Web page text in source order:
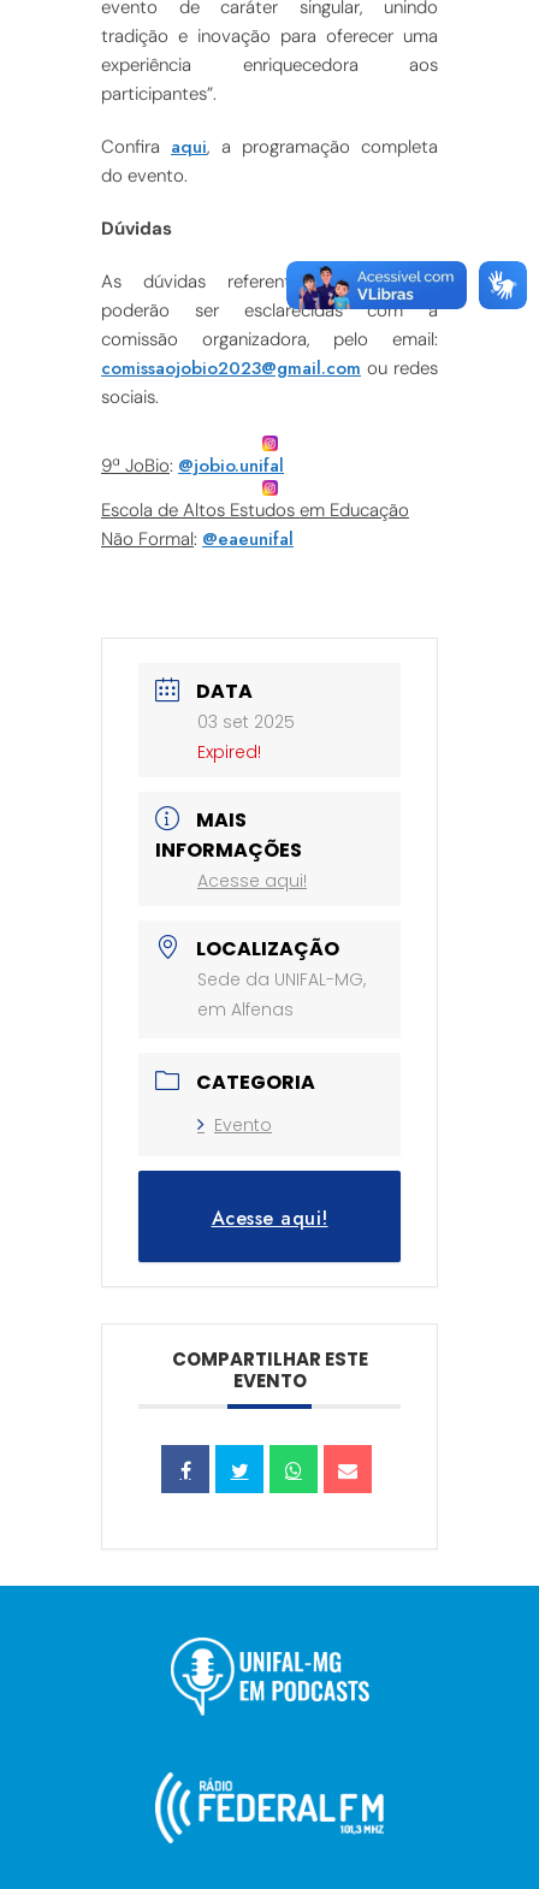
evento de caráter singular, unindo
tradição e inovação para oferecer uma
experiência enriquecedora aos
participantes”.
Confira aqui, a programação completa
do evento.
Dúvidas
As dúvidas referente aos eventos
poderão ser esclarecidas com a
comissão organizadora, pelo email:
comissaojobio2023@gmail.com ou redes
sociais.
9ª JoBio: @jobio.unifal
Escola de Altos Estudos em Educação
Não Formal: @eaeunifal
DATA
03 set 2025
Expired!
MAIS
INFORMAÇÕES
Acesse aqui!
LOCALIZAÇÃO
Sede da UNIFAL-MG,
em Alfenas
CATEGORIA
Evento
Acesse aqui!
COMPARTILHAR ESTE
EVENTO